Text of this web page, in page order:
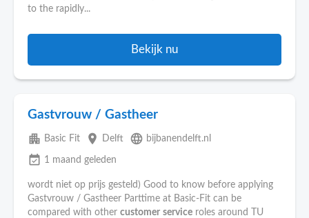
to the rapidly...
Bekijk nu
Gastvrouw / Gastheer
apartment Basic Fit place Delft language bijbanendelft.nl
event_available 1 maand geleden
wordt niet op prijs gesteld) Good to know before applying
Gastvrouw / Gastheer Parttime at Basic-Fit can be
compared with other customer service roles around TU